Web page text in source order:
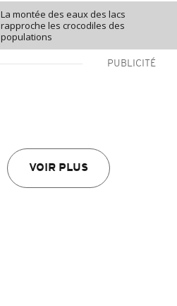
La montée des eaux des lacs
rapproche les crocodiles des
populations
PUBLICITÉ
VOIR PLUS